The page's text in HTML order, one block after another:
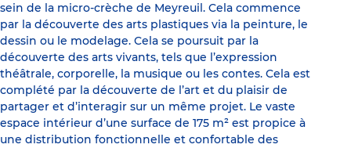
sein de la micro-crèche de Meyreuil. Cela commence
par la découverte des arts plastiques via la peinture, le
dessin ou le modelage. Cela se poursuit par la
découverte des arts vivants, tels que l’expression
théâtrale, corporelle, la musique ou les contes. Cela est
complété par la découverte de l’art et du plaisir de
partager et d’interagir sur un même projet. Le vaste
espace intérieur d’une surface de 175 m² est propice à
une distribution fonctionnelle et confortable des